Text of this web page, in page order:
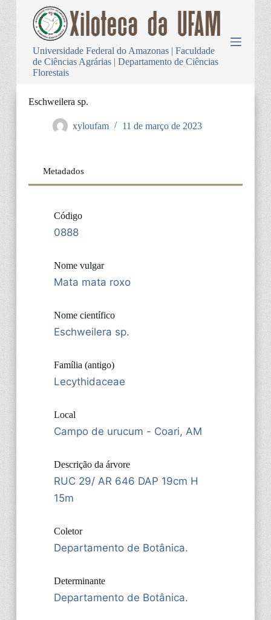
Universidade Federal do Amazonas | Faculdade
de Ciências Agrárias | Departamento de Ciências
Florestais
Eschweilera sp.
xyloufam 11 de março de 2023
Metadados
Código
0888
Nome vulgar
Mata mata roxo
Nome científico
Eschweilera sp.
Família (antigo)
Lecythidaceae
Local
Campo de urucum - Coari, AM
Descrição da árvore
RUC 29/ AR 646 DAP 19cm H
15m
Coletor
Departamento de Botânica.
Determinante
Departamento de Botânica.